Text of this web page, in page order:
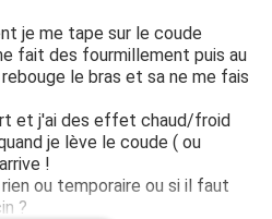
je me tape sur le coude
fait des fourmillement puis au
le bras et sa ne me fais
et j'ai des effet chaud/froid
je lève le coude ( ou
!
ou temporaire ou si il faut
?